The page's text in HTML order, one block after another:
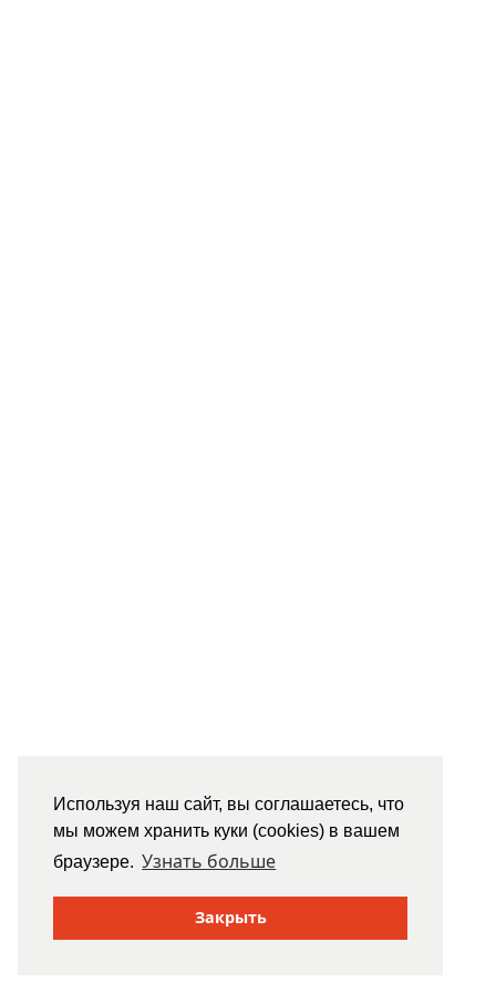
Используя наш сайт, вы соглашаетесь, что
мы можем хранить куки (cookies) в вашем
браузере. Узнать больше
Закрыть